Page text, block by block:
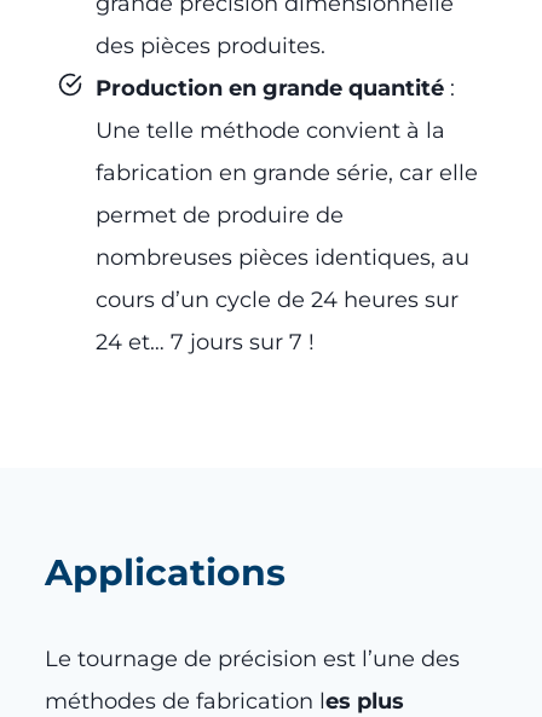
des pièces produites.
Production en grande quantité :
Une telle méthode convient à la
fabrication en grande série, car elle
permet de produire de
nombreuses pièces identiques, au
cours d’un cycle de 24 heures sur
24 et… 7 jours sur 7 !
Applications
Le tournage de précision est l’une des
méthodes de fabrication les plus